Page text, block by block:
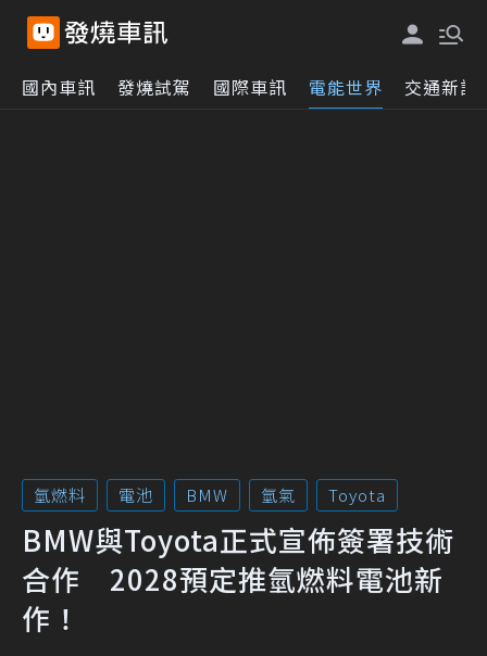
國內車訊 發燒試駕 國際車訊 電能世界 交通新訊
氫燃料 電池 BMW 氫氣 Toyota
BMW與Toyota正式宣佈簽署技術
合作 2028預定推氫燃料電池新
作！